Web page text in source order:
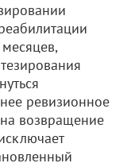
ревизионное
возвращение